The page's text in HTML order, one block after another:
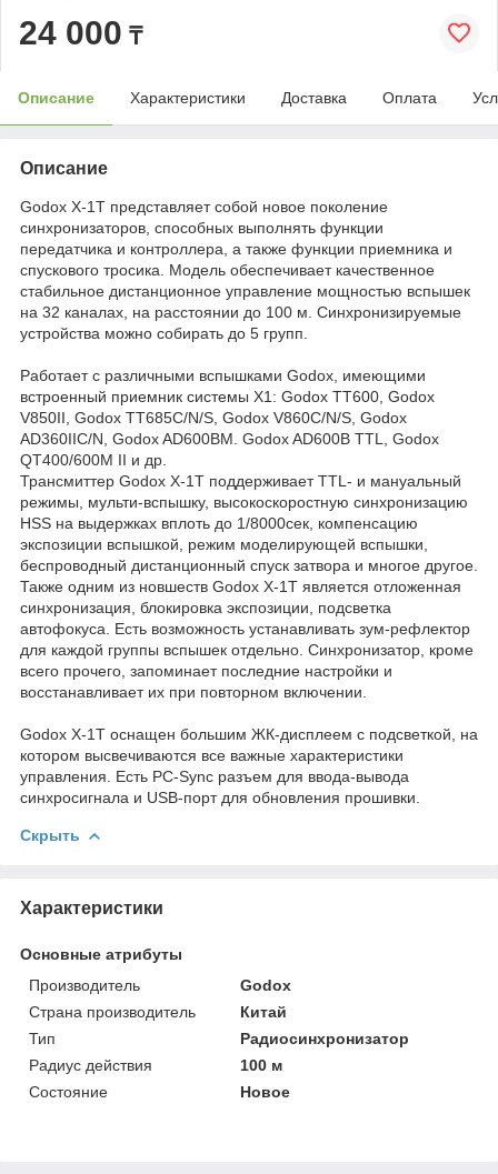
24 000 ₸
Описание Характеристики Доставка Оплата
Описание
Godox X-1T представляет собой новое поколение
синхронизаторов, способных выполнять функции
передатчика и контроллера, а также функции приемника и
спускового тросика. Модель обеспечивает качественное
стабильное дистанционное управление мощностью вспышек
на 32 каналах, на расстоянии до 100 м. Синхронизируемые
устройства можно собирать до 5 групп.
Работает с различными вспышками Godox, имеющими
встроенный приемник системы X1: Godox TT600, Godox
V850II, Godox TT685C/N/S, Godox V860C/N/S, Godox
AD360IIC/N, Godox AD600BM. Godox AD600B TTL, Godox
QT400/600M II и др.
Трансмиттер Godox X-1T поддерживает TTL- и мануальный
режимы, мульти-вспышку, высокоскоростную синхронизацию
HSS на выдержках вплоть до 1/8000сек, компенсацию
экспозиции вспышкой, режим моделирующей вспышки,
беспроводный дистанционный спуск затвора и многое другое.
Также одним из новшеств Godox X-1T является отложенная
синхронизация, блокировка экспозиции, подсветка
автофокуса. Есть возможность устанавливать зум-рефлектор
для каждой группы вспышек отдельно. Синхронизатор, кроме
всего прочего, запоминает последние настройки и
восстанавливает их при повторном включении.
Godox X-1T оснащен большим ЖК-дисплеем с подсветкой, на
котором высвечиваются все важные характеристики
управления. Есть PC-Sync разъем для ввода-вывода
синхросигнала и USB-порт для обновления прошивки.
Скрыть
Характеристики
Основные атрибуты
Производитель
Godox
Страна производитель
Китай
Тип
Радиосинхронизатор
Радиус действия
100 м
Состояние
Новое